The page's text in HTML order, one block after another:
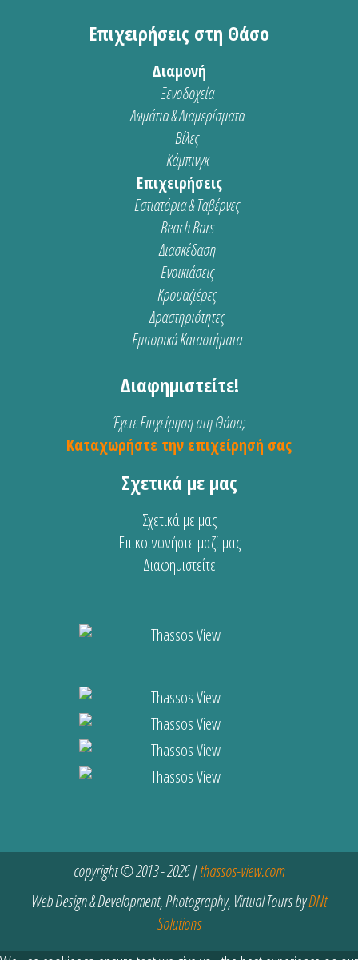
Επιχειρήσεις στη Θάσο
Διαμονή
Ξενοδοχεία
Δωμάτια & Διαμερίσματα
Βίλες
Κάμπινγκ
Επιχειρήσεις
Εστιατόρια & Ταβέρνες
Beach Bars
Διασκέδαση
Ενοικιάσεις
Κρουαζιέρες
Δραστηριότητες
Εμπορικά Καταστήματα
Διαφημιστείτε!
Έχετε Επιχείρηση στη Θάσο;
Καταχωρήστε την επιχείρησή σας
Σχετικά με μας
Σχετικά με μας
Επικοινωνήστε μαζί μας
Διαφημιστείτε
copyright © 2013 - 2026 |thassos-view.com
Web Design & Development, Photography, Virtual Tours byDNt
Solutions